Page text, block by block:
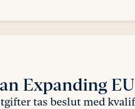
Expanding EU
tas beslut med